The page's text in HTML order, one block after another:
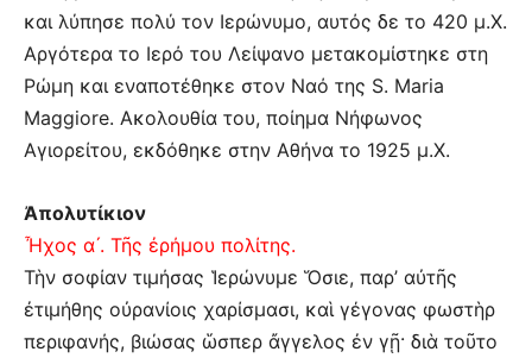
και λύπησε πολύ τον Ιερώνυμο, αυτός δε το 420 μ.Χ.
Αργότερα το Ιερό του Λείψανο μετακομίστηκε στη
Ρώμη και εναποτέθηκε στον Ναό της S. Maria
Maggiore. Ακολουθία του, ποίημα Νήφωνος
Αγιορείτου, εκδόθηκε στην Αθήνα το 1925 μ.Χ.
Ἀπολυτίκιον
Ἦχος α´. Τῆς ἐρήμου πολίτης.
Τὴν σοφίαν τιμήσας Ἱερώνυμε Ὅσιε, παρ’ αὐτῆς
ἐτιμήθης οὐρανίοις χαρίσμασι, καὶ γέγονας φωστὴρ
περιφανής, βιώσας ὥσπερ ἄγγελος ἐν γῇ· διὰ τοῦτο